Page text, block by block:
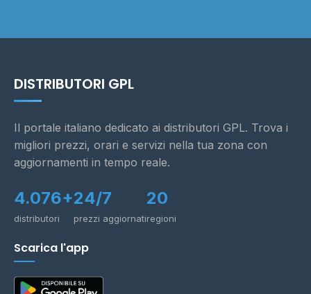
DISTRIBUTORI GPL
Il portale italiano dedicato ai distributori GPL. Trova i
migliori prezzi, orari e servizi nella tua zona con
aggiornamenti in tempo reale.
4.076+
distributori
24/7
prezzi aggiornati
20
regioni
Scarica l'app